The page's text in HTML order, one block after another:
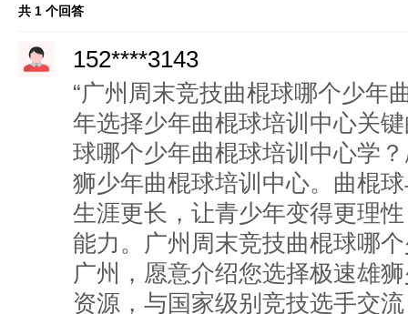
共 1 个回答
152****3143
“广州周末竞技曲棍球哪个少年
年选择少年曲棍球培训中心关
球哪个少年曲棍球培训中心学
狮少年曲棍球培训中心。曲棍
生涯更长，让青少年变得更理
能力。广州周末竞技曲棍球哪
广州，愿意介绍您选择极速雄
资源，与国家级别竞技选手交